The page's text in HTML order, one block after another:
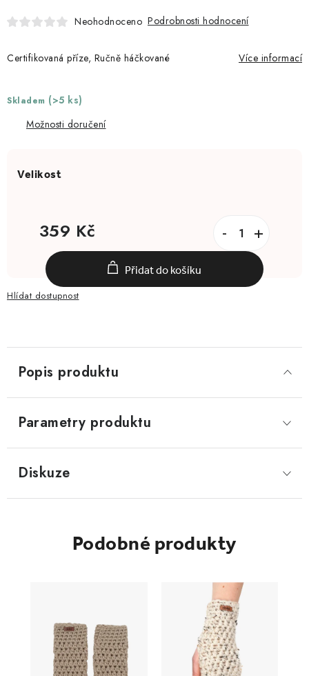
Neohodnoceno Podrobnosti hodnocení
Certifikovaná příze, Ručně háčkované Více informací
Skladem (>5 ks)
Možnosti doručení
359 Kč
Přidat do košíku
Hlídat
Popis produktu
Parametry produktu
Diskuze
Podobné produkty